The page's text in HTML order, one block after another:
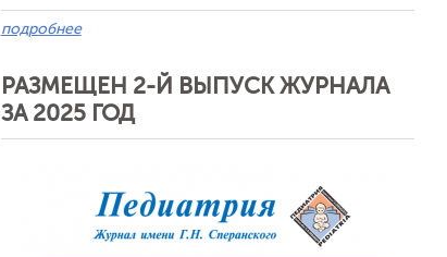
подробнее
РАЗМЕЩЕН 2-Й ВЫПУСК ЖУРНАЛА
ЗА 2025 ГОД